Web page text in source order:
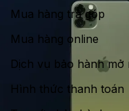
Mua hàng trả góp
Mua hàng online
Dịch vụ bảo hành mở
Hình thức thanh toán